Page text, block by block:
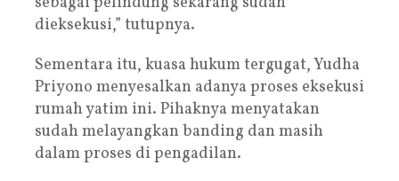
dieksekusi,” tutupnya.
Sementara itu, kuasa hukum tergugat, Yudha
Priyono menyesalkan adanya proses eksekusi
rumah yatim ini. Pihaknya menyatakan
sudah melayangkan banding dan masih
dalam proses di pengadilan.